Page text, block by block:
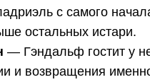
с самого
остальных истари.
— Гэндальф гостит у
и возвращения